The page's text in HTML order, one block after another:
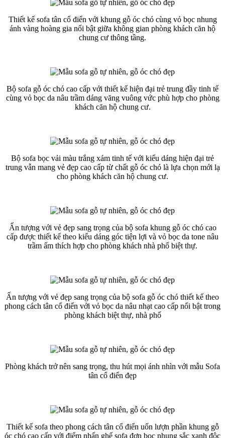
Thiết kế sofa tân cổ điển với khung gỗ óc chó cùng vỏ bọc nhung
ánh vàng hoàng gia nổi bật giữa không gian phòng khách căn hộ
chung cư thông tầng.
Bộ sofa gỗ óc chó cao cấp với thiết kế hiện đại trẻ trung đầy tinh tế
cùng vỏ bọc da nâu trầm dáng văng vuông vức phù hợp cho phòng
khách căn hộ chung cư.
Bộ sofa bọc vải màu trắng xám tinh tế với kiểu dáng hiện đại trẻ
trung vẫn mang vẻ đẹp cao cấp từ chất gỗ óc chó là lựa chọn mới lạ
cho phòng khách căn hộ chung cư.
Ấn tượng với vẻ đẹp sang trọng của bộ sofa khung gỗ óc chó cao
cấp được thiết kế theo kiểu dáng góc tiện lợi và vỏ bọc da tone nâu
trầm ấm thích hợp cho phòng khách nhà phố biệt thự.
Ấn tượng với vẻ đẹp sang trọng của bộ sofa gỗ óc chó thiết kế theo
phong cách tân cổ điển với vỏ bọc da nâu nhạt cao cấp nổi bật trong
phòng khách biệt thự, nhà phố
Phòng khách trở nên sang trọng, thu hút mọi ánh nhìn với mẫu Sofa
tân cổ điển đẹp
Thiết kế sofa theo phong cách tân cổ điển uốn lượn phần khung gỗ
óc chó cao cấp với điểm nhấn ghế sofa đơn bọc nhung sắc xanh độc